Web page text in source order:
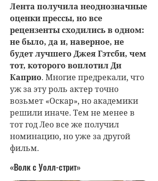
Лента получила неоднозначные
оценки прессы, но все
рецензенты сходились в одном:
не было, да и, наверное, не
будет лучшего Джея Гэтсби, чем
тот, которого воплотил Ди
Каприо. Многие предрекали, что
уж за эту роль актер точно
возьмет «Оскар», но академики
решили иначе. Тем не менее в
тот год Лео все же получил
номинацию, но уже за другой
фильм.
«Волк с Уолл-стрит»